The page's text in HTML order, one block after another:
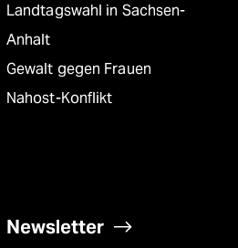
Landtagswahl in Sachsen-
Anhalt
Gewalt gegen Frauen
Nahost-Konflikt
Newsletter